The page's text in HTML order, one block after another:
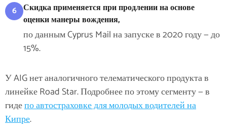
6 Скидка применяется при продлении на основе
оценки манеры вождения,
по данным Cyprus Mail на запуске в 2020 году — до
15%.
У AIG нет аналогичного телематического продукта в
линейке Road Star. Подробнее по этому сегменту — в
гидепо автостраховке для молодых водителей на
Кипре.